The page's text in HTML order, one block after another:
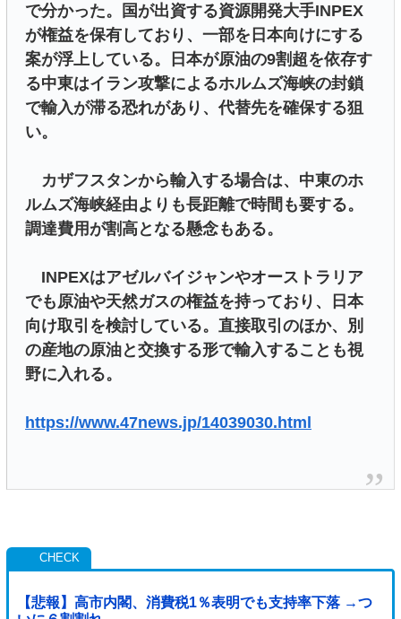
で分かった。国が出資する資源開発大手INPEX
が権益を保有しており、一部を日本向けにする
案が浮上している。日本が原油の9割超を依存す
る中東はイラン攻撃によるホルムズ海峡の封鎖
で輸入が滞る恐れがあり、代替先を確保する狙
い。
カザフスタンから輸入する場合は、中東のホ
ルムズ海峡経由よりも長距離で時間も要する。
調達費用が割高となる懸念もある。
INPEXはアゼルバイジャンやオーストラリア
でも原油や天然ガスの権益を持っており、日本
向け取引を検討している。直接取引のほか、別
の産地の原油と交換する形で輸入することも視
野に入れる。
https://www.47news.jp/14039030.html
【悲報】高市内閣、消費税1％表明でも支持率下落 →つ